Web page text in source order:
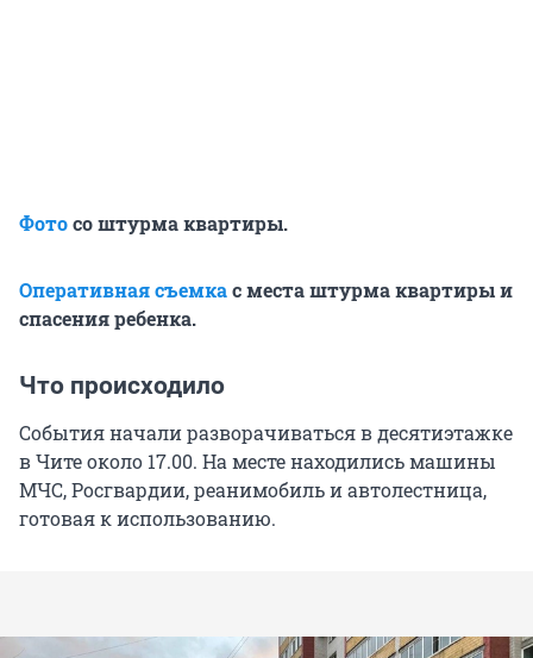
Фотосо штурма квартиры.
Оперативная съемкас места штурма квартиры и
спасения ребенка.
Что происходило
События начали разворачиваться в десятиэтажке
в Чите около 17.00. На месте находились машины
МЧС, Росгвардии, реанимобиль и автолестница,
готовая к использованию.